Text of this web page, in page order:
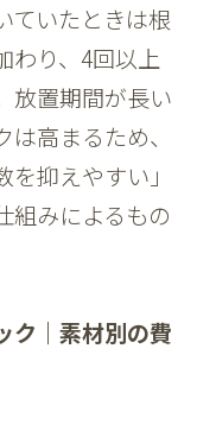
ていたときは根
わり、4回以上
放置期間が長い
高まるため、
を抑えやすい」
組みによるもの
ク｜素材別の費